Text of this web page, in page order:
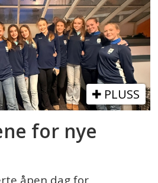
PLUSS
for nye